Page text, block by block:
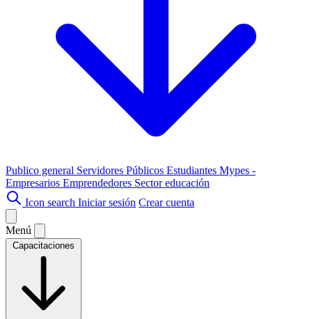
Publico general Servidores Públicos Estudiantes Mypes -
Empresarios Emprendedores Sector educación
Icon search Iniciar sesión Crear cuenta
Menú
Capacitaciones